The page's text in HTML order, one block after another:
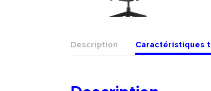
Description Caractéristiques